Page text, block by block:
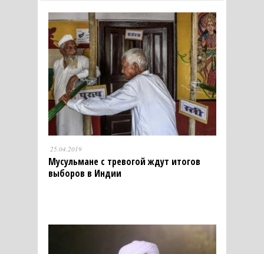
25.04.2019
Мусульмане с тревогой ждут итогов
выборов в Индии